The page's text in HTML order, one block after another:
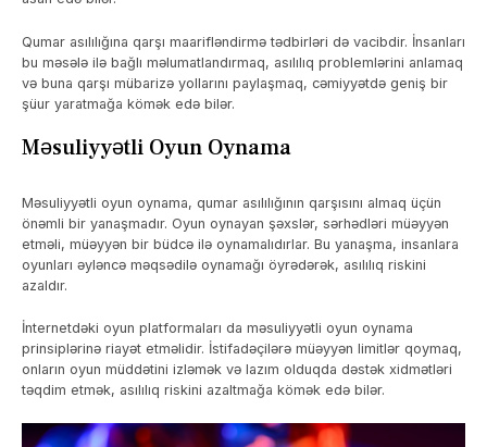
Qumar asılılığına qarşı maarifləndirmə tədbirləri də vacibdir. İnsanları
bu məsələ ilə bağlı məlumatlandırmaq, asılılıq problemlərini anlamaq
və buna qarşı mübarizə yollarını paylaşmaq, cəmiyyətdə geniş bir
şüur yaratmağa kömək edə bilər.
Məsuliyyətli Oyun Oynama
Məsuliyyətli oyun oynama, qumar asılılığının qarşısını almaq üçün
önəmli bir yanaşmadır. Oyun oynayan şəxslər, sərhədləri müəyyən
etməli, müəyyən bir büdcə ilə oynamalıdırlar. Bu yanaşma, insanlara
oyunları əyləncə məqsədilə oynamağı öyrədərək, asılılıq riskini
azaldır.
İnternetdəki oyun platformaları da məsuliyyətli oyun oynama
prinsiplərinə riayət etməlidir. İstifadəçilərə müəyyən limitlər qoymaq,
onların oyun müddətini izləmək və lazım olduqda dəstək xidmətləri
təqdim etmək, asılılıq riskini azaltmağa kömək edə bilər.